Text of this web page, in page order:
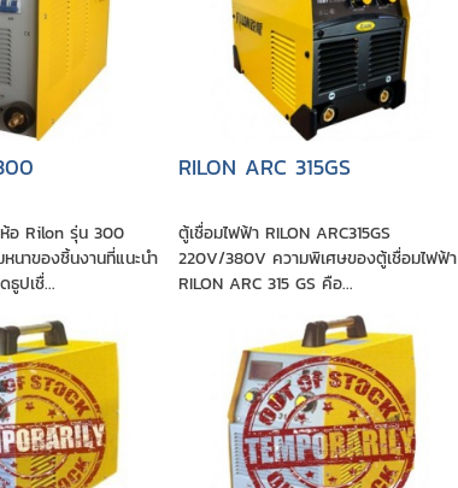
ห้อ Rilon รุ่น 300
นาของชิ้นงานที่แนะนำ
ปเชื่...
RILON ARC 315GS
ตู้เชื่อมไฟฟ้า RILON ARC315GS
220V/380V ความพิเศษของตู้เชื่อมไฟฟ้า
RILON ARC 315 GS คือ...